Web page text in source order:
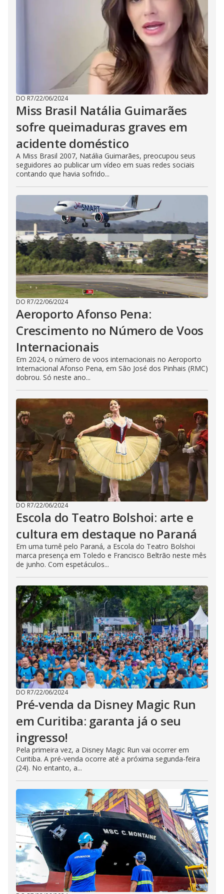
DO R7/22/06/2024
Miss Brasil Natália Guimarães
sofre queimaduras graves em
acidente doméstico
A Miss Brasil 2007, Natália Guimarães, preocupou seus
seguidores ao publicar um vídeo em suas redes sociais
contando que havia sofrido...
DO R7/22/06/2024
Aeroporto Afonso Pena:
Crescimento no Número de Voos
Internacionais
Em 2024, o número de voos internacionais no Aeroporto
Internacional Afonso Pena, em São José dos Pinhais (RMC)
dobrou. Só neste ano...
DO R7/22/06/2024
Escola do Teatro Bolshoi: arte e
cultura em destaque no Paraná
Em uma turnê pelo Paraná, a Escola do Teatro Bolshoi
marca presença em Toledo e Francisco Beltrão neste mês
de junho. Com espetáculos...
DO R7/22/06/2024
Pré-venda da Disney Magic Run
em Curitiba: garanta já o seu
ingresso!
Pela primeira vez, a Disney Magic Run vai ocorrer em
Curitiba. A pré-venda ocorre até a próxima segunda-feira
(24). No entanto, a...